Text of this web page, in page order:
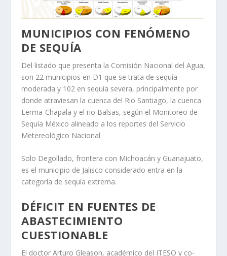
MUNICIPIOS CON FENÓMENO
DE SEQUÍA
Del listado que presenta la Comisión Nacional del Agua,
son 22 municipios en D1 que se trata de sequía
moderada y 102 en sequía severa, principalmente por
donde atraviesan la cuenca del Rio Santiago, la cuenca
Lerma-Chapala y el rio Balsas, según el Monitoreo de
Sequía México alineado a los reportes del Servicio
Metereológico Nacional.
Solo Degollado, frontera con Michoacán y Guanajuato,
es el municipio de Jalisco considerado entra en la
categoría de sequía extrema.
DÉFICIT EN FUENTES DE
ABASTECIMIENTO
CUESTIONABLE
El doctor Arturo Gleason, académico del ITESO y co-